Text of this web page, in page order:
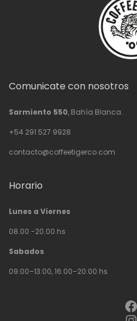
Comunicate con nosotros
Sarmiento 550, Bahía Blanca.
+54 291 527 9928
contacto@coffeetigerco.com
Horario
Lunes a Viernes
08.00 -20.00 hs
Sabados
09:00–13:00, 16:00–20:00 hs
Facebook